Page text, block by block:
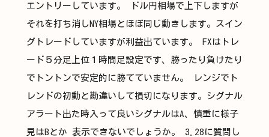
エントリーしています。 ドル円相場で上下しますが
それを打ち消しNY相場とほぼ同じ動きします。スイン
グトレードしていますが利益出ています。 FXはトレ
ード５分足上位１時間足設定です、勝ったり負けたり
でトントンで安定的に勝てていません。 レンジでト
レンドの初動と勘違いして損切になります。シグナル
アラート出た時入って良いシグナルはA、慎重に様子
見はBとか 表示できないでしょうか。 3.28に質問し